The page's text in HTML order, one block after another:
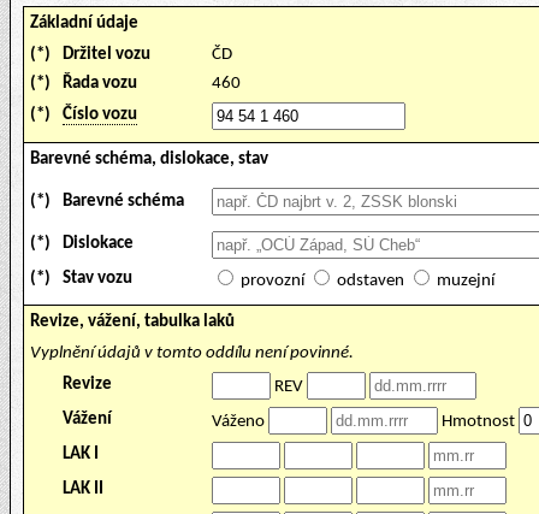
Základní údaje
(*)
Držitel vozu
ČD
(*)
Řada vozu
460
(*)
Číslo vozu
Barevné schéma, dislokace, stav
(*) Barevné schéma
(*)
Dislokace
(*)
Stav vozu provozní odstaven muzejní
Revize, vážení, tabulka laků
Vyplnění údajů v tomto oddílu není povinné.
Revize
REV
Vážení
Váženo
Hmotnost
LAK I
LAK II